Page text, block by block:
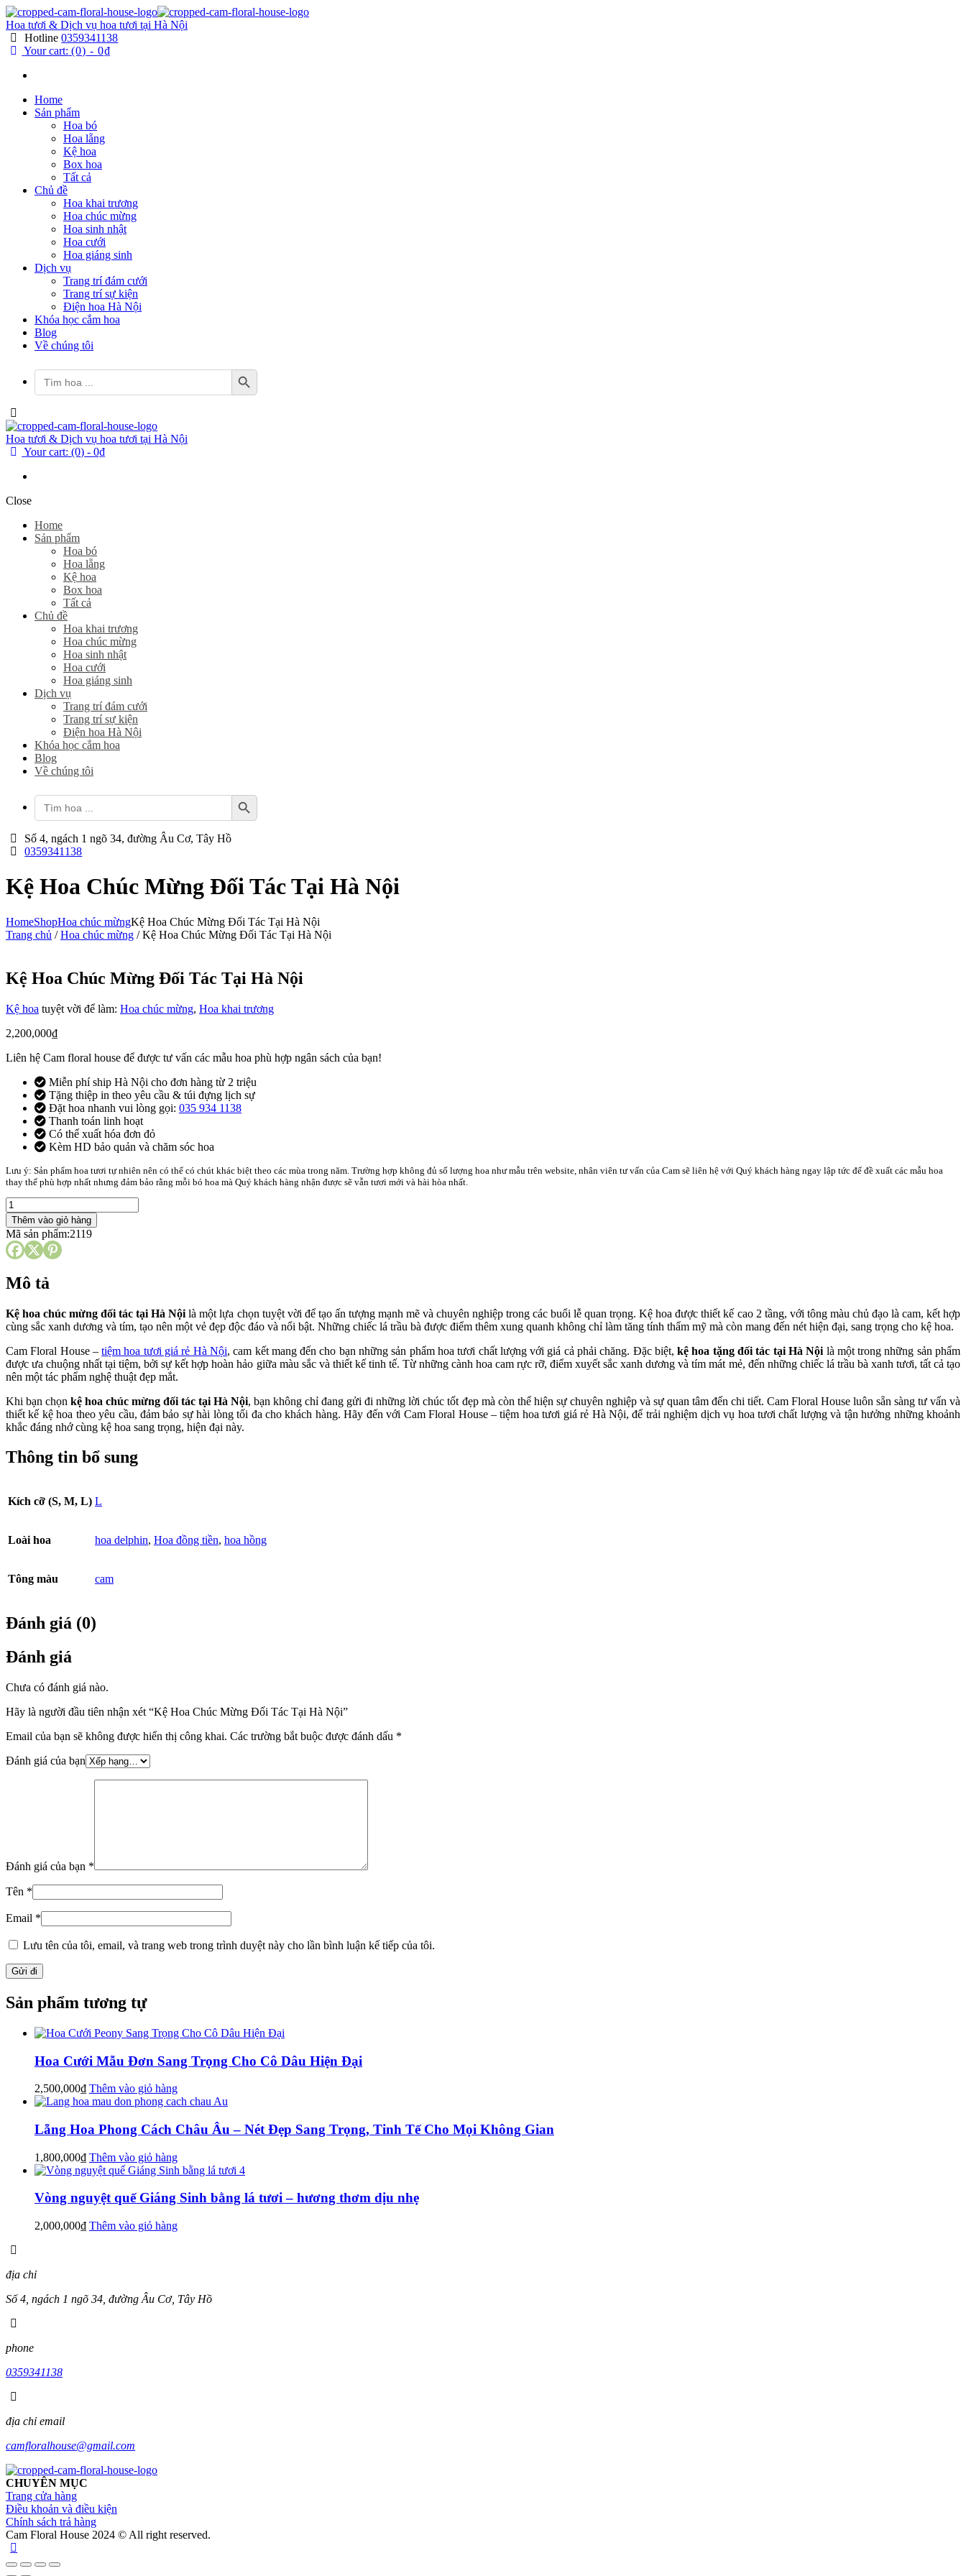
Hoa tươi & Dịch vụ hoa tươi tại Hà Nội
Hotline 0359341138
Your cart: (0) -0₫
Home
Sản phẩm
Hoa bó
Hoa lẵng
Kệ hoa
Box hoa
Tất cả
Chủ đề
Hoa khai trương
Hoa chúc mừng
Hoa sinh nhật
Hoa cưới
Hoa giáng sinh
Dịch vụ
Trang trí đám cưới
Trang trí sự kiện
Điện hoa Hà Nội
Khóa học cắm hoa
Blog
Về chúng tôi
Search
for:
Search Button
Hoa tươi & Dịch vụ hoa tươi tại Hà Nội
Your cart: (0) -0₫
Close
Home
Sản phẩm
Hoa bó
Hoa lẵng
Kệ hoa
Box hoa
Tất cả
Chủ đề
Hoa khai trương
Hoa chúc mừng
Hoa sinh nhật
Hoa cưới
Hoa giáng sinh
Dịch vụ
Trang trí đám cưới
Trang trí sự kiện
Điện hoa Hà Nội
Khóa học cắm hoa
Blog
Về chúng tôi
Search
for:
Search Button
Số 4, ngách 1 ngõ 34, đường Âu Cơ, Tây Hồ
0359341138
Kệ Hoa Chúc Mừng Đối Tác Tại Hà Nội
HomeShopHoa chúc mừngKệ Hoa Chúc Mừng Đối Tác Tại Hà Nội
Trang chủ /Hoa chúc mừng / Kệ Hoa Chúc Mừng Đối Tác Tại Hà Nội
Kệ Hoa Chúc Mừng Đối Tác Tại Hà Nội
Kệ hoa tuyệt vời để làm: Hoa chúc mừng, Hoa khai trương
2,200,000₫
Liên hệ Cam floral house để được tư vấn các mẫu hoa phù hợp ngân sách của bạn!
Miễn phí ship Hà Nội cho đơn hàng từ 2 triệu
Tặng thiệp in theo yêu cầu & túi đựng lịch sự
Đặt hoa nhanh vui lòng gọi: 035 934 1138
Thanh toán linh hoạt
Có thể xuất hóa đơn đỏ
Kèm HD bảo quản và chăm sóc hoa
Lưu ý: Sản phẩm hoa tươi tự nhiên nên có thể có chút khác biệt theo các mùa trong năm. Trường hợp không đủ số lượng hoa như mẫu trên website, nhân viên tư vấn của Cam sẽ liên hệ với Quý khách hàng ngay lập tức để đề xuất các mẫu hoa
thay thế phù hợp nhất nhưng đảm bảo rằng mỗi bó hoa mà Quý khách hàng nhận được sẽ vẫn tươi mới và hài hòa nhất.
Kệ
Hoa
Chúc
Mừng
Đối
Tại
Hà
số
lượng
Thêm vào giỏ hàng
Mã sản phẩm:2119
Mô tả
Kệ hoa chúc mừng đối tác tại Hà Nội là một lựa chọn tuyệt vời để tạo ấn tượng mạnh mẽ và chuyên nghiệp trong các buổi lễ quan trọng. Kệ hoa được thiết kế cao 2 tầng, với tông màu chủ đạo là cam, kết hợp
cùng sắc xanh dương và tím, tạo nên một vẻ đẹp độc đáo và nổi bật. Những chiếc lá trầu bà được điểm thêm xung quanh không chỉ làm tăng tính thẩm mỹ mà còn mang đến nét hiện đại, sang trọng cho kệ hoa.
Cam Floral House –tiệm hoa tươi giá rẻ Hà Nội, cam kết mang đến cho bạn những sản phẩm hoa tươi chất lượng với giá cả phải chăng. Đặc biệt,kệ hoa tặng đối tác tại Hà Nội là một trong những sản phẩm
được ưa chuộng nhất tại tiệm, bởi sự kết hợp hoàn hảo giữa màu sắc và thiết kế tinh tế. Từ những cành hoa cam rực rỡ, điểm xuyết sắc xanh dương và tím mát mẻ, đến những chiếc lá trầu bà xanh tươi, tất cả tạo
nên một tác phẩm nghệ thuật đẹp mắt.
Khi bạn chọnkệ hoa chúc mừng đối tác tại Hà Nội, bạn không chỉ đang gửi đi những lời chúc tốt đẹp mà còn thể hiện sự chuyên nghiệp và sự quan tâm đến chi tiết. Cam Floral House luôn sẵn sàng tư vấn và
thiết kế kệ hoa theo yêu cầu, đảm bảo sự hài lòng tối đa cho khách hàng. Hãy đến với Cam Floral House – tiệm hoa tươi giá rẻ Hà Nội, để trải nghiệm dịch vụ hoa tươi chất lượng và tận hưởng những khoảnh
khắc đáng nhớ cùng kệ hoa sang trọng, hiện đại này.
Thông tin bổ sung
Kích cỡ (S, M, L) L
Loài hoa hoa delphin, Hoa đồng tiền, hoa hồng
Tông màu cam
Đánh giá (0)
Đánh giá
Chưa có đánh giá nào.
Hãy là người đầu tiên nhận xét “Kệ Hoa Chúc Mừng Đối Tác Tại Hà Nội”
Email của bạn sẽ không được hiển thị công khai. Các trường bắt buộc được đánh dấu *
Đánh giá của bạn
Đánh giá của bạn *
Tên *
Email *
Lưu tên của tôi, email, và trang web trong trình duyệt này cho lần bình luận kế tiếp của tôi.
Sản phẩm tương tự
Hoa Cưới Mẫu Đơn Sang Trọng Cho Cô Dâu Hiện Đại
2,500,000₫ Thêm vào giỏ hàng
Lẵng Hoa Phong Cách Châu Âu – Nét Đẹp Sang Trọng, Tinh Tế Cho Mọi Không Gian
1,800,000₫ Thêm vào giỏ hàng
Vòng nguyệt quế Giáng Sinh bằng lá tươi – hương thơm dịu nhẹ
2,000,000₫ Thêm vào giỏ hàng
địa chỉ
Số 4, ngách 1 ngõ 34, đường Âu Cơ, Tây Hồ
phone
0359341138
địa chỉ email
camfloralhouse@gmail.com
CHUYÊN MỤC
Trang cửa hàng
Điều khoản và điều kiện
Chính sách trả hàng
Cam Floral House 2024 © All right reserved.